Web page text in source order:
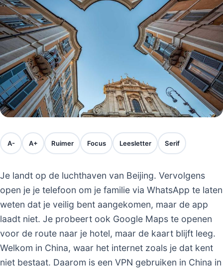
A- A+ Ruimer Focus Leesletter Serif
Je landt op de luchthaven van Beijing. Vervolgens
open je je telefoon om je familie via WhatsApp te laten
weten dat je veilig bent aangekomen, maar de app
laadt niet. Je probeert ook Google Maps te openen
voor de route naar je hotel, maar de kaart blijft leeg.
Welkom in China, waar het internet zoals je dat kent
niet bestaat. Daarom is een VPN gebruiken in China in